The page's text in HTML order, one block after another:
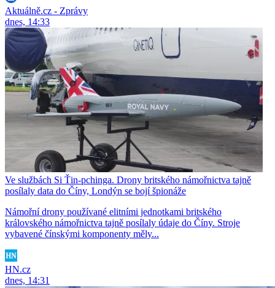
Aktuálně.cz - Zprávy
dnes, 14:33
Ve službách Si Ťin-pchinga. Drony britského námořnictva tajně
posílaly data do Číny, Londýn se bojí špionáže
Námořní drony používané elitními jednotkami britského
královského námořnictva tajně posílaly údaje do Číny. Stroje
vybavené čínskými komponenty měly...
HN.cz
dnes, 14:31